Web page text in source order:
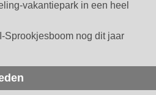
vakantiepark in een heel
Sprookjesboom nog dit jaar